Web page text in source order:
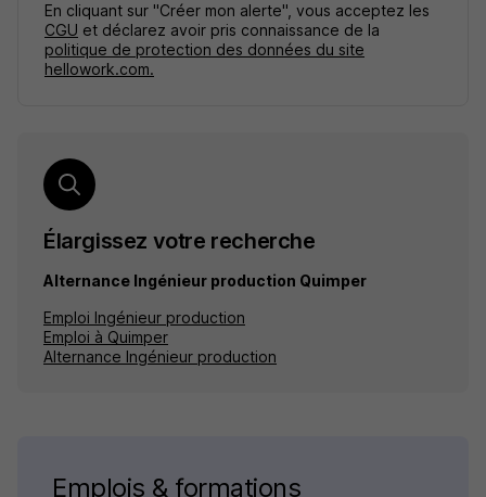
En cliquant sur "Créer mon alerte", vous acceptez les
CGU et déclarez avoir pris connaissance de la
politique de protection des données du site
hellowork.com.
Élargissez votre recherche
Alternance Ingénieur production Quimper
Emploi Ingénieur production
Emploi à Quimper
Alternance Ingénieur production
Emplois & formations